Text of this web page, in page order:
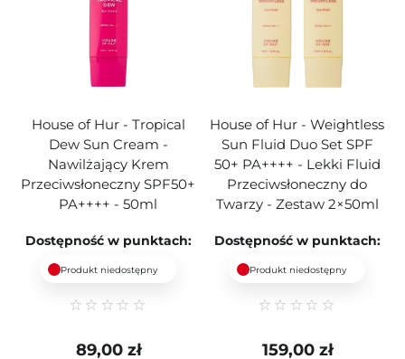
House of Hur - Tropical
Dew Sun Cream -
Nawilżający Krem
Przeciwsłoneczny SPF50+
PA++++ - 50ml
Dostępność w punktach:
Produkt niedostępny
89,00 zł
House of Hur - Weightless
Sun Fluid Duo Set SPF
50+ PA++++ - Lekki Fluid
Przeciwsłoneczny do
Twarzy - Zestaw 2×50ml
Dostępność w punktach:
Produkt niedostępny
159,00 zł